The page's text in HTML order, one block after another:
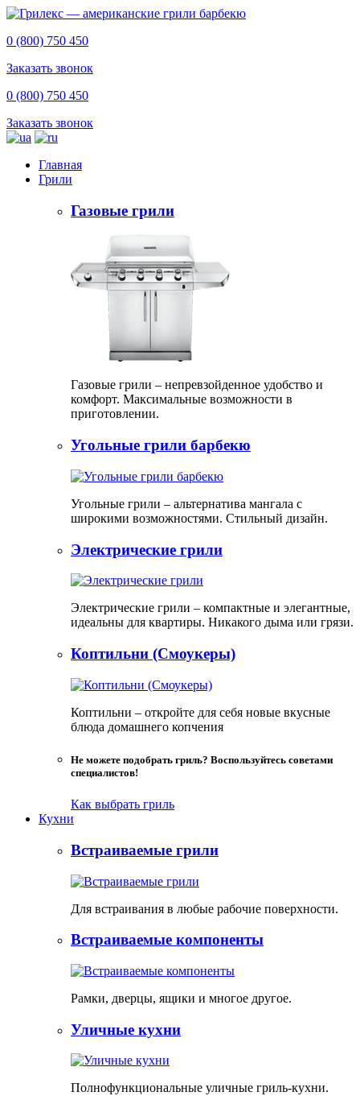
0 (800) 750 450
Заказать звонок
0 (800) 750 450
Заказать звонок
Главная
Грили
Газовые грили
Газовые грили – непревзойденное удобство и
комфорт. Максимальные возможности в
приготовлении.
Угольные грили барбекю
Угольные грили – альтернатива мангала с
широкими возможностями. Стильный дизайн.
Электрические грили
Электрические грили – компактные и элегантные,
идеальны для квартиры. Никакого дыма или грязи.
Коптильни (Смоукеры)
Коптильни – откройте для себя новые вкусные
блюда домашнего копчения
Не можете подобрать гриль? Воспользуйтесь советами
специалистов!
Как выбрать гриль
Кухни
Встраиваемые грили
Для встраивания в любые рабочие поверхности.
Встраиваемые компоненты
Рамки, дверцы, ящики и многое другое.
Уличные кухни
Полнофункциональные уличные гриль-кухни.